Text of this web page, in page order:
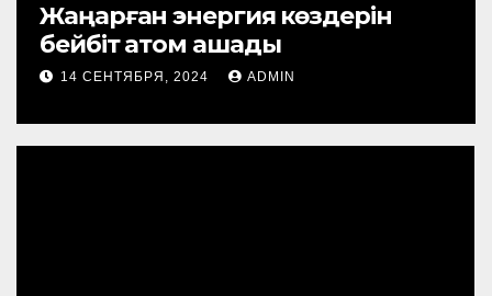
Жаңарған энергия көздерін
бейбіт атом ашады
14 СЕНТЯБРЯ, 2024 ADMIN